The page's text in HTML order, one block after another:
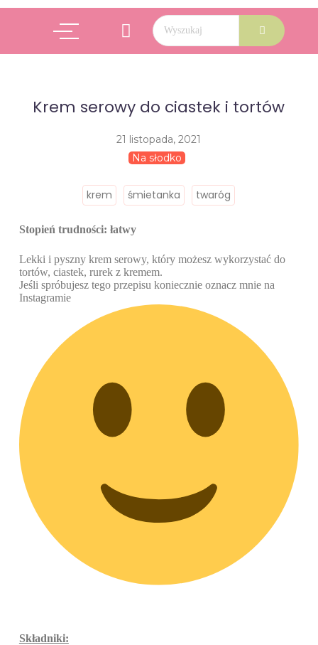
Krem serowy do ciastek i tortów
21 listopada, 2021
Na słodko
krem śmietanka twaróg
Stopień trudności: łatwy
Lekki i pyszny krem serowy, który możesz wykorzystać do
tortów, ciastek, rurek z kremem.
Jeśli spróbujesz tego przepisu koniecznie oznacz mnie na
Instagramie
Składniki: